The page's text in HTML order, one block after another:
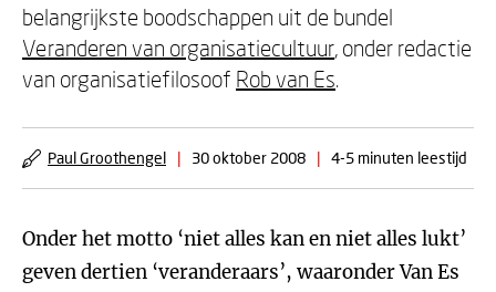
belangrijkste boodschappen uit de bundel
Veranderen van organisatiecultuur, onder redactie
van organisatiefilosoof Rob van Es.
Paul Groothengel | 30 oktober 2008 | 4-5 minuten leestijd
Onder het motto ‘niet alles kan en niet alles lukt’
geven dertien ‘veranderaars’, waaronder Van Es